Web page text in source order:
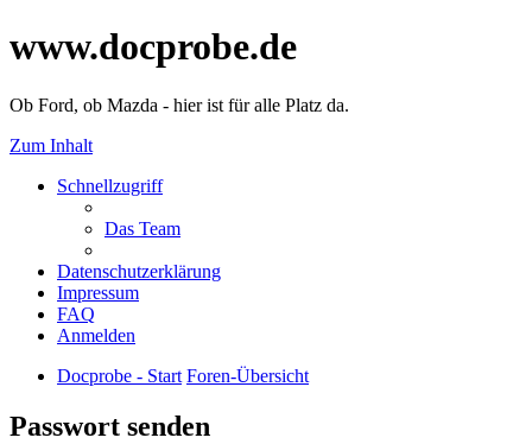
www.docprobe.de
Ob Ford, ob Mazda - hier ist für alle Platz da.
Zum Inhalt
Schnellzugriff
Das Team
Datenschutzerklärung
Impressum
FAQ
Anmelden
Docprobe - Start Foren-Übersicht
Passwort senden